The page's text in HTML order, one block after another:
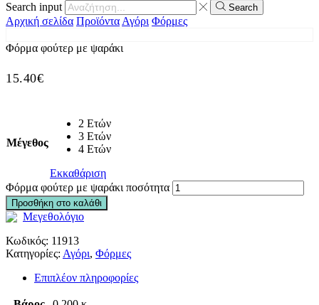
Search input
Search
Αρχική σελίδα ΠροϊόνταΑγόρι Φόρμες
Φόρμα φούτερ με ψαράκι
15.40€
Μέγεθος
2 Ετών
3 Ετών
4 Ετών
Εκκαθάριση
Φόρμα φούτερ με ψαράκι ποσότητα
Προσθήκη στο καλάθι
Μεγεθολόγιο
Κωδικός: 11913
Κατηγορίες: Αγόρι, Φόρμες
Επιπλέον πληροφορίες